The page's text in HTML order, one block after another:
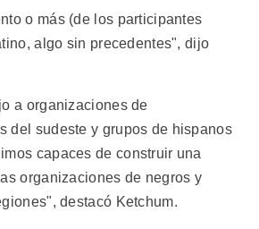
o más (de los participantes
algo sin precedentes", dijo
a organizaciones de
del sudeste y grupos de hispanos
capaces de construir una
organizaciones de negros y
destacó Ketchum.